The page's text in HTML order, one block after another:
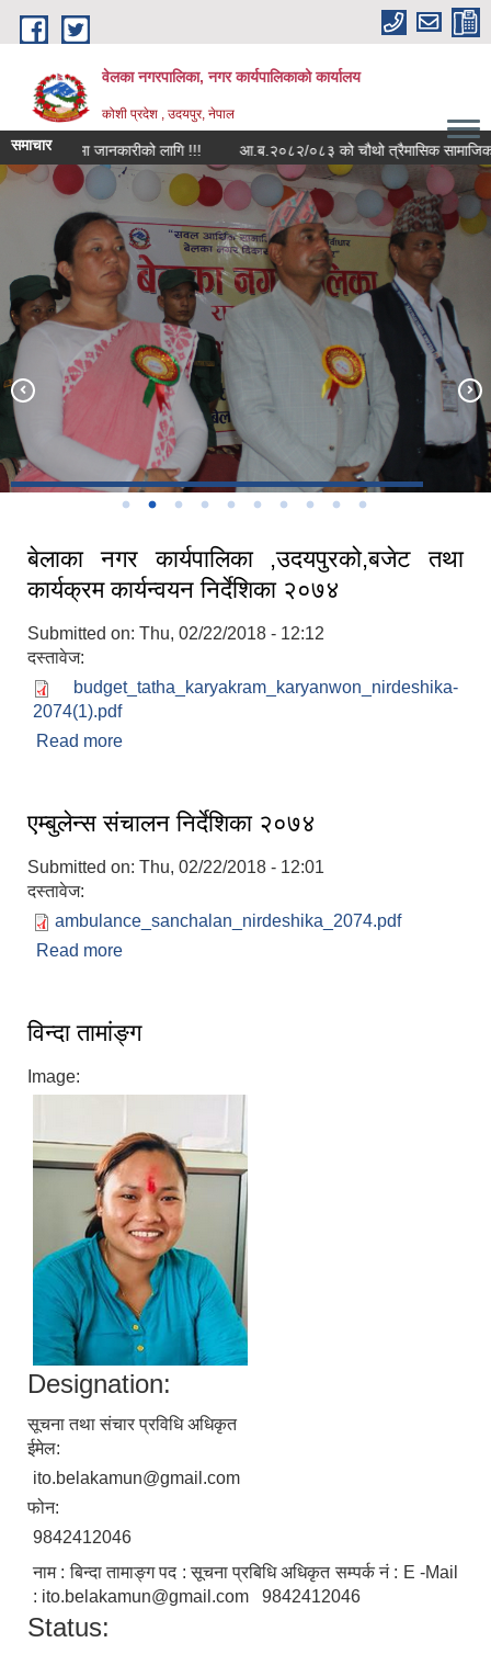
Skip to main content
वेलका नगरपालिका, नगर कार्यपालिकाको कार्यालय
कोशी प्रदेश , उदयपुर, नेपाल
समाचार
सबैमा जानकारीको लागि !!! आ.ब.२०८२/०८३ को चौथो त्रैमासिक सामाजिक सुरक्षा
भौडा देवी मन्दिर , बेलका-१
सप्तकोशी नदीमा बोटिंग
बेलाका नगर कार्यपालिका ,उदयपुरको,बजेट तथा
कार्यक्रम कार्यन्वयन निर्देशिका २०७४
Submitted on: Thu, 02/22/2018 - 12:12
दस्तावेज:
budget_tatha_karyakram_karyanwon_nirdeshika-
2074(1).pdf
Read more
एम्बुलेन्स संचालन निर्देशिका २०७४
Submitted on: Thu, 02/22/2018 - 12:01
दस्तावेज:
ambulance_sanchalan_nirdeshika_2074.pdf
Read more
विन्दा तामांङ्ग
Image:
Designation:
सूचना तथा संचार प्रविधि अधिकृत
ईमेल:
ito.belakamun@gmail.com
फोन:
9842412046
नाम : बिन्दा तामाङ्ग पद : सूचना प्रबिधि अधिकृत सम्पर्क नं : E -Mail
: ito.belakamun@gmail.com 9842412046
Status: